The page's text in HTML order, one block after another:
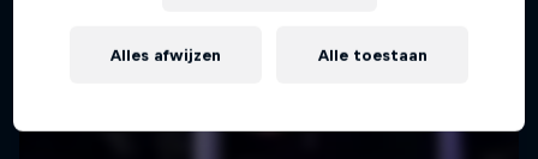
Alles afwijzen Alle toestaan